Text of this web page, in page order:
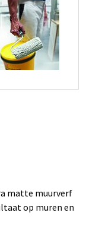
matte muurverf
op muren en